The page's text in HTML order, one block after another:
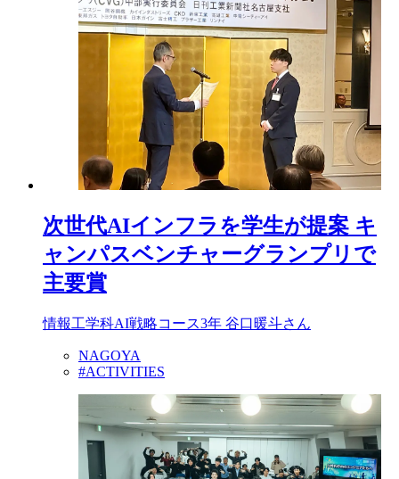
次世代AIインフラを学生が提案 キ
ャンパスベンチャーグランプリで
主要賞
情報工学科AI戦略コース3年 谷口暖斗さん
NAGOYA
#ACTIVITIES